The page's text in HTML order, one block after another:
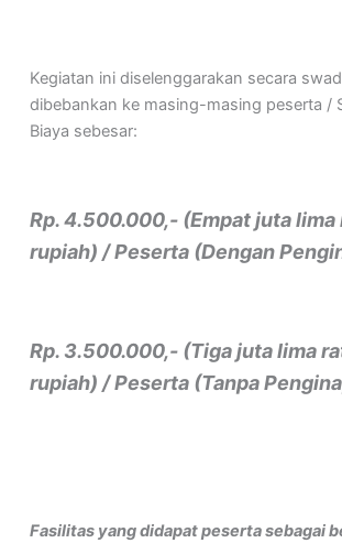
Kegiatan ini diselenggarakan secara
dibebankan ke masing-masing peserta /
Biaya sebesar:
Rp. 4.500.000,- (Empat juta
rupiah) / Peserta (Dengan
Rp. 3.500.000,- (Tiga juta lima
rupiah) / Peserta (Tanpa
Fasilitas yang didapat peserta sebagai